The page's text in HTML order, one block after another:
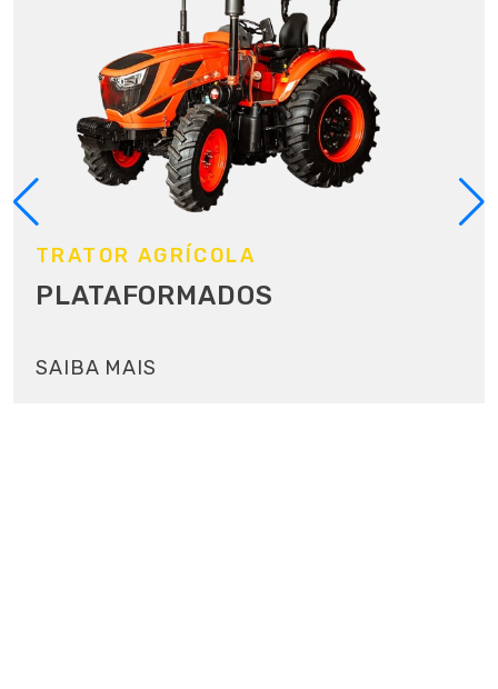
TRATOR AGRÍCOLA
PLATAFORMADOS
SAIBA MAIS